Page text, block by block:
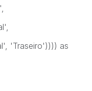
'Traseiro')))) as